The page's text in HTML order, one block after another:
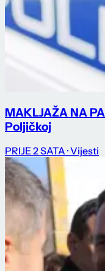
MAKLJAŽA NA
Poljičkoj
PRIJE 2 SATA · Vijesti